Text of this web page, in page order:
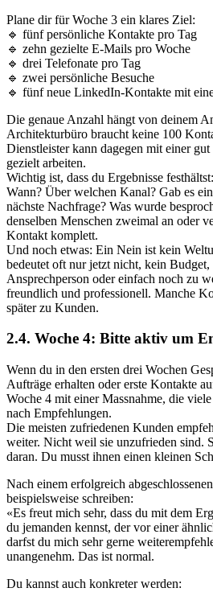
Plane dir für Woche 3 ein klares Ziel:
🔹 fünf persönliche Kontakte pro Tag
🔹 zehn gezielte E-Mails pro Woche
🔹 drei Telefonate pro Tag
🔹 zwei persönliche Besuche
🔹 fünf neue LinkedIn-Kontakte mit
Die genaue Anzahl hängt von deinem
Architekturbüro braucht keine 100
Dienstleister kann dagegen mit einer
gezielt arbeiten.
Wichtig ist, dass du Ergebnisse
Wann? Über welchen Kanal? Gab es
nächste Nachfrage? Was wurde
denselben Menschen zweimal an oder
Kontakt komplett.
Und noch etwas: Ein Nein ist kein
bedeutet oft nur jetzt nicht, kein
Ansprechperson oder einfach noch zu
freundlich und professionell. Manche
später zu Kunden.
2.4. Woche 4: Bitte aktiv um
Wenn du in den ersten drei Wochen
Aufträge erhalten oder erste Kontakte
Woche 4 mit einer Massnahme, die
nach Empfehlungen.
Die meisten zufriedenen Kunden
weiter. Nicht weil sie unzufrieden sind.
daran. Du musst ihnen einen kleinen
Nach einem erfolgreich
beispielsweise schreiben:
«Es freut mich sehr, dass du mit dem
du jemanden kennst, der vor einer
darfst du mich sehr gerne
unangenehm. Das ist normal.
Du kannst auch konkreter werden: